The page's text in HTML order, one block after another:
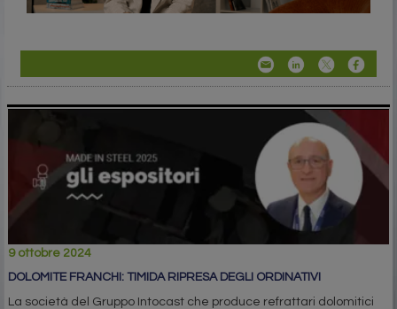
9 ottobre 2024
DOLOMITE FRANCHI: TIMIDA RIPRESA DEGLI ORDINATIVI
La società del Gruppo Intocast che produce refrattari dolomitici